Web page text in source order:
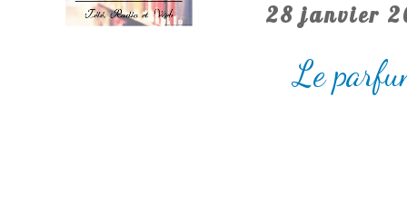
28 janvier
Le